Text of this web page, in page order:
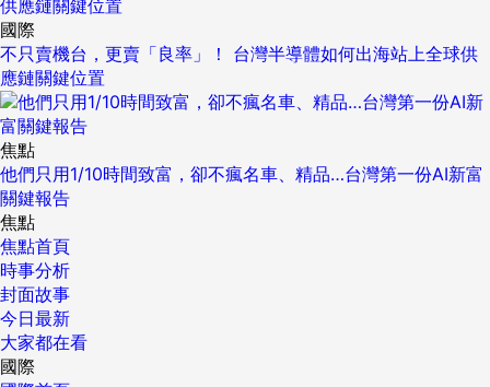
國際
不只賣機台，更賣「良率」！ 台灣半導體如何出海站上全球供
應鏈關鍵位置
焦點
他們只用1/10時間致富，卻不瘋名車、精品…台灣第一份AI新富
關鍵報告
焦點
焦點首頁
時事分析
封面故事
今日最新
大家都在看
國際